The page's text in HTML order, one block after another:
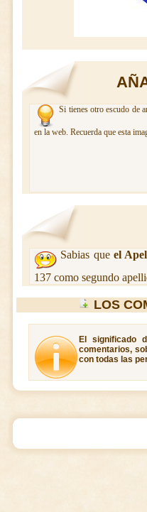
Si tienes otro escudo de
en la web. Recuerda que esta
Sabias queel
137 como segundo
LOS
El significado
comentarios,
con todas las